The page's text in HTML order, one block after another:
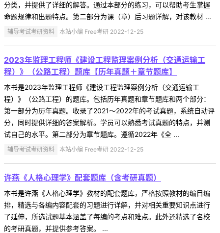
分类，并提供了详细的解答。通过本部分的练习，可以帮助考生掌握
命题规律和出题特点。第二部分为课（章）后习题详解，对该教材 ...
辅导考试考研资料 本站小编 Free考研 2022-12-25
2023年监理工程师《建设工程监理案例分析（交通运输工
程）》（公路工程）题库【历年真题＋章节题库】
本书是2023年监理工程师《建设工程监理案例分析（交通运输工
程）》（公路工程）的题库。包括历年真题和章节题库和两个部分：
第一部分为历年真题。收录了2021～2022年的考试真题，系统自动评
分，同时提供详细的答案解析。学员可以熟悉考试真题的特点，并测
试自己的水平。第二部分为章节题库。遵循2022年《全 ...
辅导考试考研资料 本站小编 Free考研 2022-12-25
许燕《人格心理学》配套题库（含考研真题）
本书是许燕《人格心理学》教材的配套题库，严格按照教材的编目编
排，精选与各编内容配套的习题进行详解，并对相关重要知识点进行
了延伸，所选试题基本涵盖了每编的考点和难点。此外还精选了名校
的考研真题，并提供参考答案。 ...